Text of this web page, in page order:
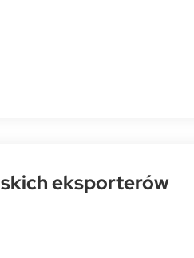
eksporterów